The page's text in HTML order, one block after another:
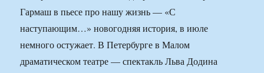
Гармаш в пьесе про нашу жизнь — «С
наступающим…» новогодняя история, в июле
немного остужает. В Петербурге в Малом
драматическом театре — спектакль Льва Додина